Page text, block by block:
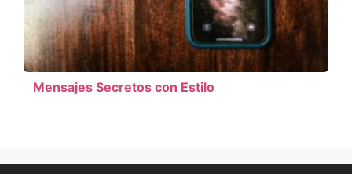
Mensajes Secretos con Estilo